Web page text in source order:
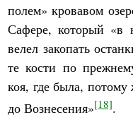
полем» кровавом
Сафере, который «в
велел закопать
те кости по
коя, где была,
до Вознесения»[18].